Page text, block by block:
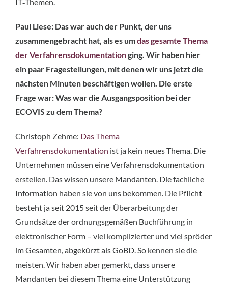
IT‑Themen.
Paul Liese: Das war auch der Punkt, der uns
zusammengebracht hat, als es umdas gesamte Thema
der Verfahrensdokumentationging. Wir haben hier
ein paar Fragestellungen, mit denen wir uns jetzt die
nächsten Minuten beschäftigen wollen. Die erste
Frage war: Was war die Ausgangsposition bei der
ECOVIS zu dem Thema?
Christoph Zehme: Das Thema
Verfahrensdokumentation ist ja kein neues Thema. Die
Unternehmen müssen eine Verfahrensdokumentation
erstellen. Das wissen unsere Mandanten. Die fachliche
Information haben sie von uns bekommen. Die Pflicht
besteht ja seit 2015 seit der Überarbeitung der
Grundsätze der ordnungsgemäßen Buchführung in
elektronischer Form – viel komplizierter und viel spröder
im Gesamten, abgekürzt als GoBD. So kennen sie die
meisten. Wir haben aber gemerkt, dass unsere
Mandanten bei diesem Thema eine Unterstützung